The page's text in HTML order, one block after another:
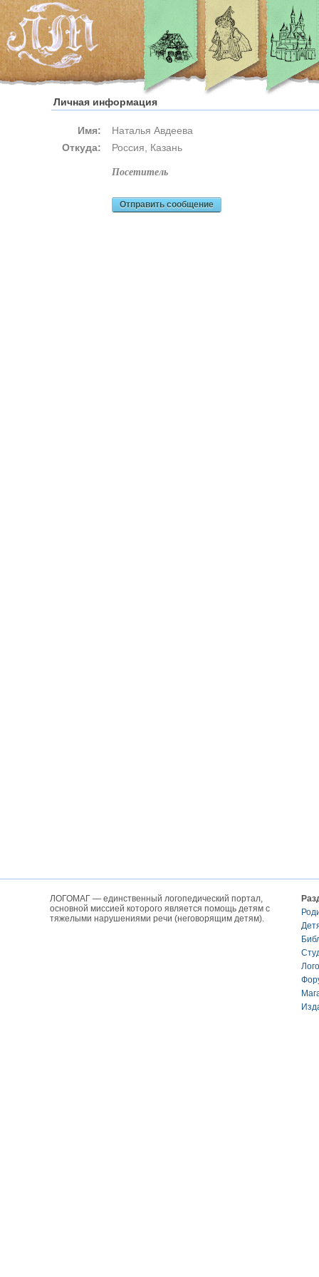
Личная информация
Имя:
Наталья Авдеева
Откуда:
Россия, Казань
посетитель
Отправить сообщение
ЛОГОМАГ — единственный логопедический портал,
основной миссией которого является помощь детям с
тяжелыми нарушениями речи (неговорящим детям).